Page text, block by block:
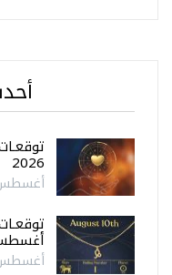
2026
أغسطس 10,
أغسطس 10,